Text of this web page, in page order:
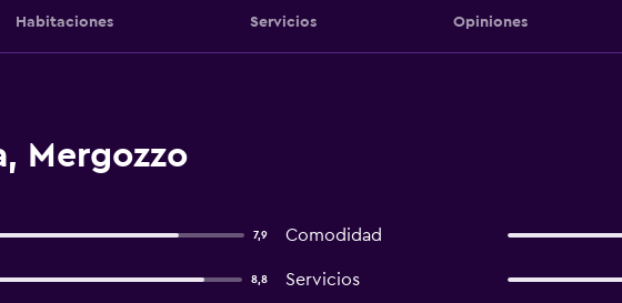
Habitaciones Servicios Opiniones
Mergozzo
7,9 Comodidad
8,8 Servicios